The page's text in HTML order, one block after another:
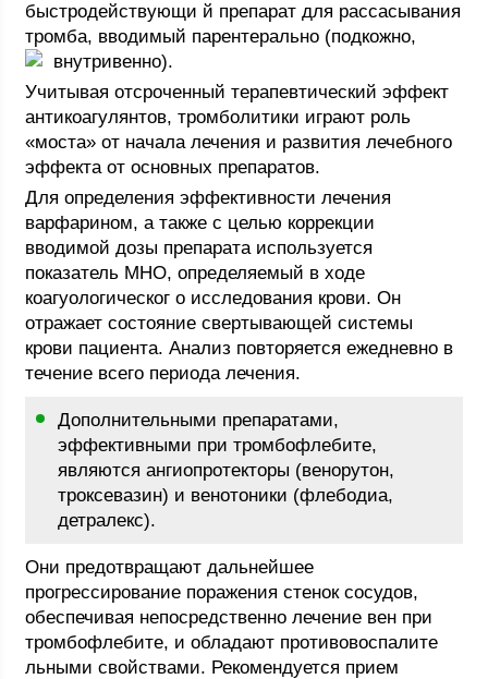
быстродействующи й препарат для рассасывания
тромба, вводимый парентерально (подкожно,
внутривенно).
Учитывая отсроченный терапевтический эффект
антикоагулянтов, тромболитики играют роль
«моста» от начала лечения и развития лечебного
эффекта от основных препаратов.
Для определения эффективности лечения
варфарином, а также с целью коррекции
вводимой дозы препарата используется
показатель МНО, определяемый в ходе
коагуологическог о исследования крови. Он
отражает состояние свертывающей системы
крови пациента. Анализ повторяется ежедневно в
течение всего периода лечения.
Дополнительными препаратами,
эффективными при тромбофлебите,
являются ангиопротекторы (венорутон,
троксевазин) и венотоники (флебодиа,
детралекс).
Они предотвращают дальнейшее
прогрессирование поражения стенок сосудов,
обеспечивая непосредственно лечение вен при
тромбофлебите, и обладают противовоспалите
льными свойствами. Рекомендуется прием